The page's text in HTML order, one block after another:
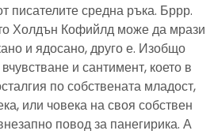
писателите средна ръка. Бррр.
Холдън Кофийлд може да мрази
и ядосано, друго е. Изобщо
и сантимент, което в
по собствената младост,
или човека на своя собствен
повод за панегирика. А